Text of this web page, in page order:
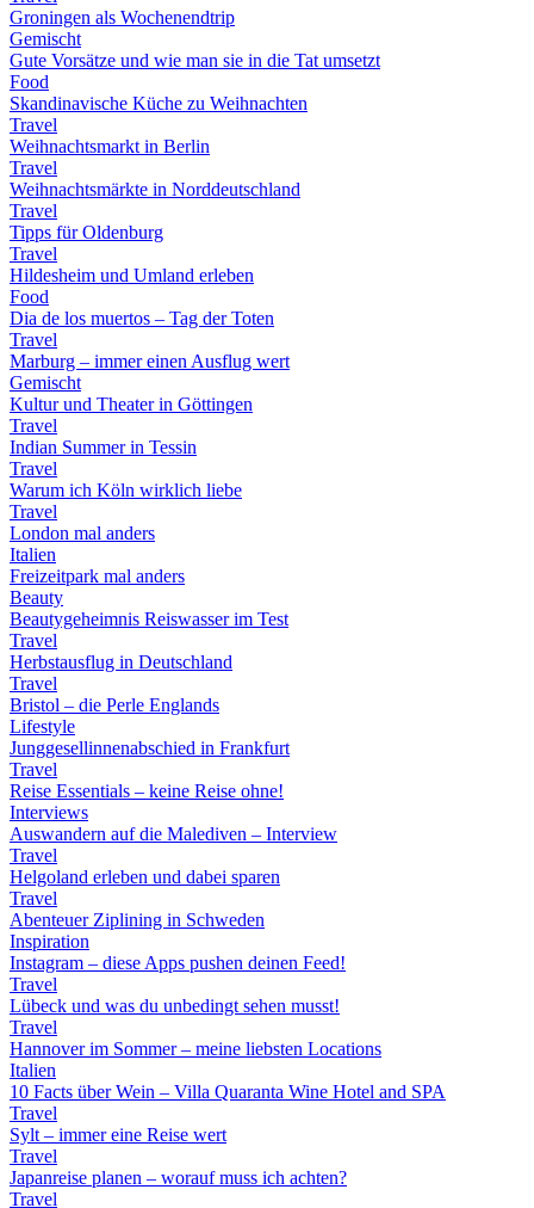
Groningen als Wochenendtrip
Gemischt
Gute Vorsätze und wie man sie in die Tat umsetzt
Food
Skandinavische Küche zu Weihnachten
Travel
Weihnachtsmarkt in Berlin
Travel
Weihnachtsmärkte in Norddeutschland
Travel
Tipps für Oldenburg
Travel
Hildesheim und Umland erleben
Food
Dia de los muertos – Tag der Toten
Travel
Marburg – immer einen Ausflug wert
Gemischt
Kultur und Theater in Göttingen
Travel
Indian Summer in Tessin
Travel
Warum ich Köln wirklich liebe
Travel
London mal anders
Italien
Freizeitpark mal anders
Beauty
Beautygeheimnis Reiswasser im Test
Travel
Herbstausflug in Deutschland
Travel
Bristol – die Perle Englands
Lifestyle
Junggesellinnenabschied in Frankfurt
Travel
Reise Essentials – keine Reise ohne!
Interviews
Auswandern auf die Malediven – Interview
Travel
Helgoland erleben und dabei sparen
Travel
Abenteuer Ziplining in Schweden
Inspiration
Instagram – diese Apps pushen deinen Feed!
Travel
Lübeck und was du unbedingt sehen musst!
Travel
Hannover im Sommer – meine liebsten Locations
Italien
10 Facts über Wein – Villa Quaranta Wine Hotel and SPA
Travel
Sylt – immer eine Reise wert
Travel
Japanreise planen – worauf muss ich achten?
Travel